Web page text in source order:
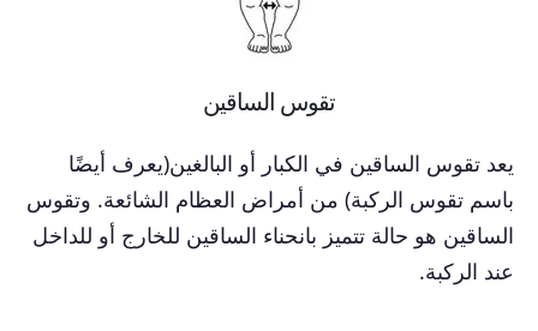
تقوس الساقين
يعد تقوس الساقين في الكبار أو البالغين(يعرف أيضًا
باسم تقوس الركبة) من أمراض العظام الشائعة. وتقوس
الساقين هو حالة تتميز بانحناء الساقين للخارج أو للداخل
عند الركبة.